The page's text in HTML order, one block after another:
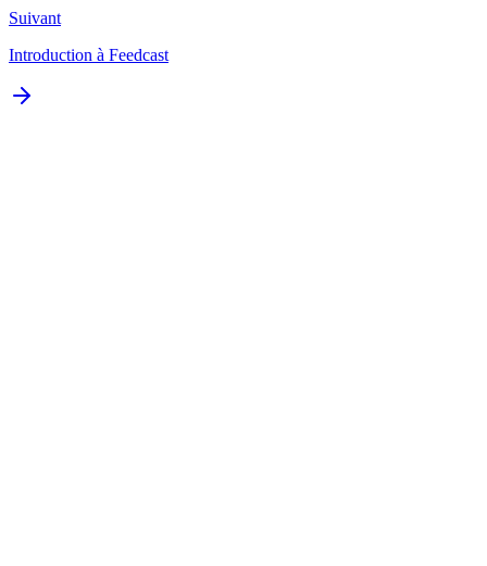
Suivant
Introduction à Feedcast